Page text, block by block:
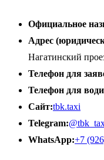
Официальное
Адрес
Нагатинский
Телефон для
Телефон для
Сайт:tbk.taxi
Telegram:
WhatsApp:+7